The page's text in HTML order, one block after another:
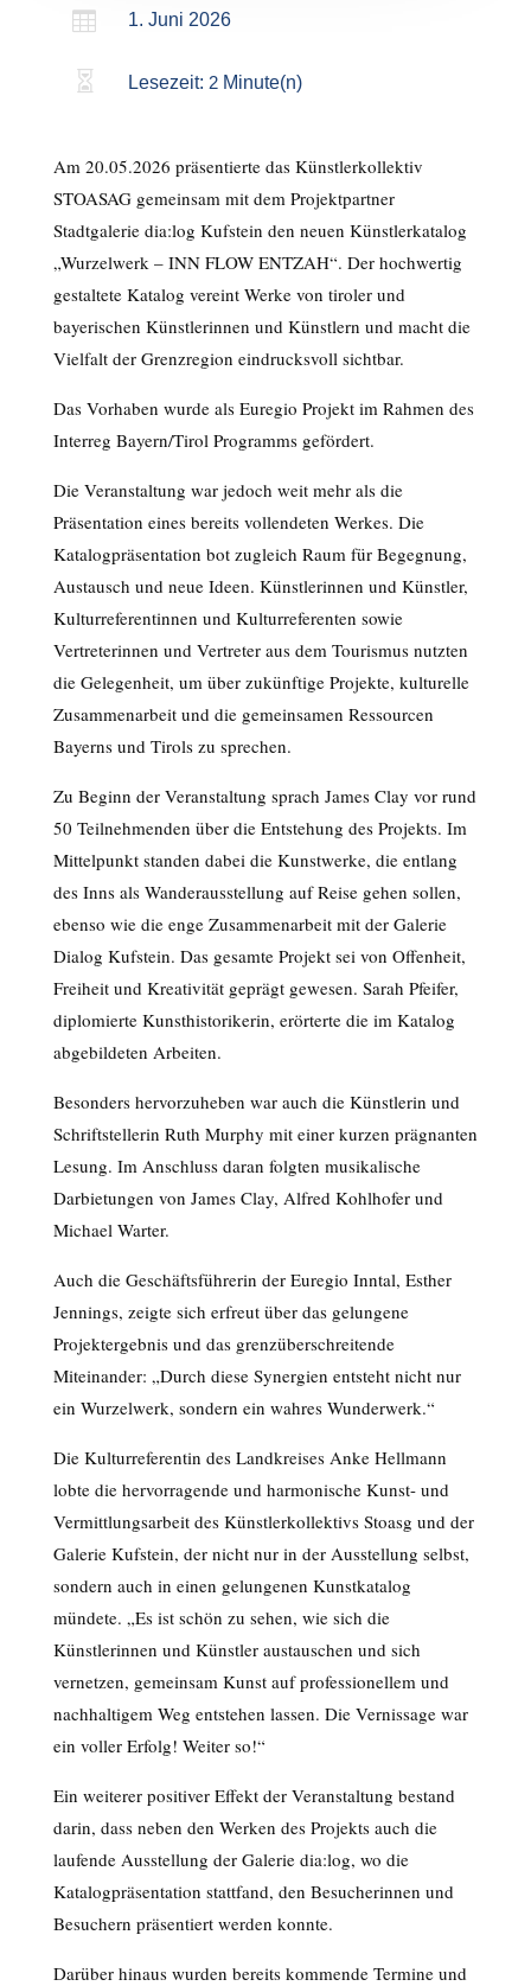
 1. Juni 2026
 Lesezeit: 2 Minute(n)
Am 20.05.2026 präsentierte das Künstlerkollektiv
STOASAG gemeinsam mit dem Projektpartner
Stadtgalerie dia:log Kufstein den neuen Künstlerkatalog
„Wurzelwerk – INN FLOW ENTZAH“. Der hochwertig
gestaltete Katalog vereint Werke von tiroler und
bayerischen Künstlerinnen und Künstlern und macht die
Vielfalt der Grenzregion eindrucksvoll sichtbar.
Das Vorhaben wurde als Euregio Projekt im Rahmen des
Interreg Bayern/Tirol Programms gefördert.
Die Veranstaltung war jedoch weit mehr als die
Präsentation eines bereits vollendeten Werkes. Die
Katalogpräsentation bot zugleich Raum für Begegnung,
Austausch und neue Ideen. Künstlerinnen und Künstler,
Kulturreferentinnen und Kulturreferenten sowie
Vertreterinnen und Vertreter aus dem Tourismus nutzten
die Gelegenheit, um über zukünftige Projekte, kulturelle
Zusammenarbeit und die gemeinsamen Ressourcen
Bayerns und Tirols zu sprechen.
Zu Beginn der Veranstaltung sprach James Clay vor rund
50 Teilnehmenden über die Entstehung des Projekts. Im
Mittelpunkt standen dabei die Kunstwerke, die entlang
des Inns als Wanderausstellung auf Reise gehen sollen,
ebenso wie die enge Zusammenarbeit mit der Galerie
Dialog Kufstein. Das gesamte Projekt sei von Offenheit,
Freiheit und Kreativität geprägt gewesen. Sarah Pfeifer,
diplomierte Kunsthistorikerin, erörterte die im Katalog
abgebildeten Arbeiten.
Besonders hervorzuheben war auch die Künstlerin und
Schriftstellerin Ruth Murphy mit einer kurzen prägnanten
Lesung. Im Anschluss daran folgten musikalische
Darbietungen von James Clay, Alfred Kohlhofer und
Michael Warter.
Auch die Geschäftsführerin der Euregio Inntal, Esther
Jennings, zeigte sich erfreut über das gelungene
Projektergebnis und das grenzüberschreitende
Miteinander: „Durch diese Synergien entsteht nicht nur
ein Wurzelwerk, sondern ein wahres Wunderwerk.“
Die Kulturreferentin des Landkreises Anke Hellmann
lobte die hervorragende und harmonische Kunst- und
Vermittlungsarbeit des Künstlerkollektivs Stoasg und der
Galerie Kufstein, der nicht nur in der Ausstellung selbst,
sondern auch in einen gelungenen Kunstkatalog
mündete. „Es ist schön zu sehen, wie sich die
Künstlerinnen und Künstler austauschen und sich
vernetzen, gemeinsam Kunst auf professionellem und
nachhaltigem Weg entstehen lassen. Die Vernissage war
ein voller Erfolg! Weiter so!“
Ein weiterer positiver Effekt der Veranstaltung bestand
darin, dass neben den Werken des Projekts auch die
laufende Ausstellung der Galerie dia:log, wo die
Katalogpräsentation stattfand, den Besucherinnen und
Besuchern präsentiert werden konnte.
Darüber hinaus wurden bereits kommende Termine und